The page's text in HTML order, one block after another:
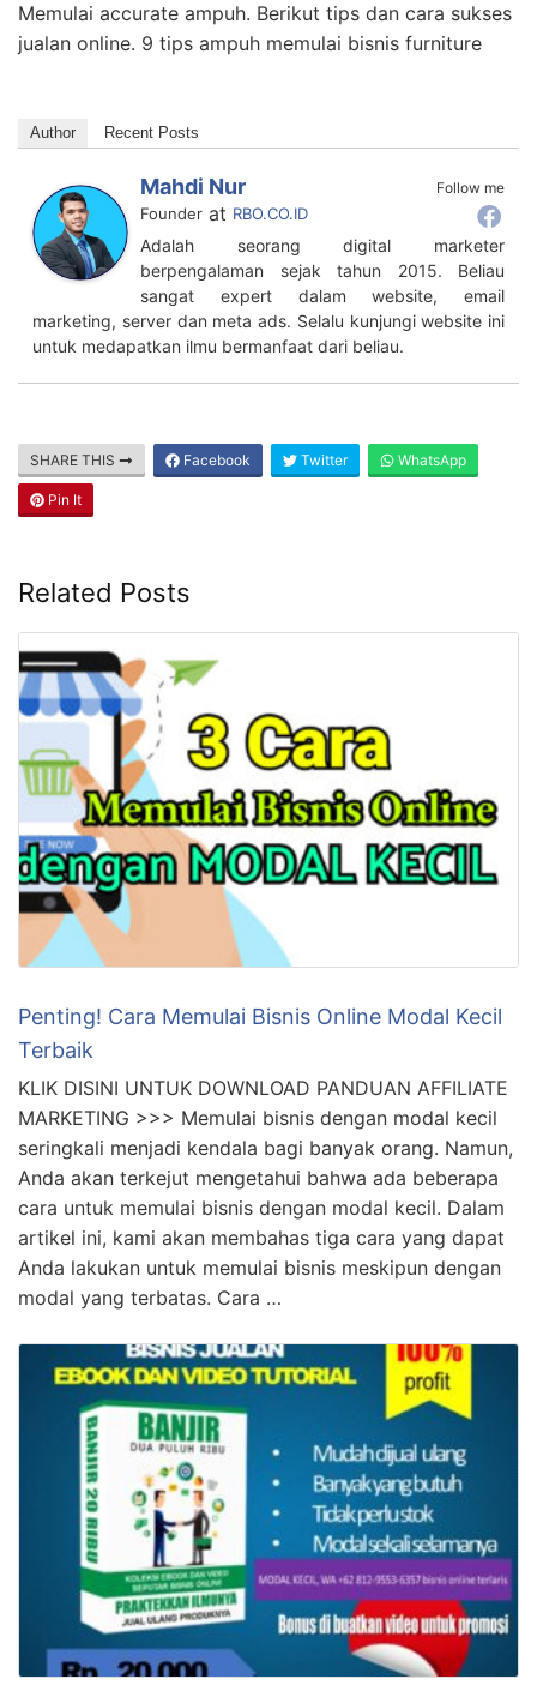
Memulai accurate ampuh. Berikut tips dan cara sukses
jualan online. 9 tips ampuh memulai bisnis furniture
Author Recent Posts
Follow me
Mahdi Nur
Founder at RBO.CO.ID
Adalah seorang digital marketer
berpengalaman sejak tahun 2015. Beliau
sangat expert dalam website, email
marketing, server dan meta ads. Selalu kunjungi website ini
untuk medapatkan ilmu bermanfaat dari beliau.
SHARE THIS Facebook Twitter WhatsApp
Pin It
Related Posts
Penting! Cara Memulai Bisnis Online Modal Kecil
Terbaik
KLIK DISINI UNTUK DOWNLOAD PANDUAN AFFILIATE
MARKETING >>> Memulai bisnis dengan modal kecil
seringkali menjadi kendala bagi banyak orang. Namun,
Anda akan terkejut mengetahui bahwa ada beberapa
cara untuk memulai bisnis dengan modal kecil. Dalam
artikel ini, kami akan membahas tiga cara yang dapat
Anda lakukan untuk memulai bisnis meskipun dengan
modal yang terbatas. Cara …